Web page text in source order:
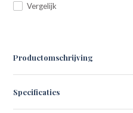
Vergelijk
Productomschrijving
Specificaties